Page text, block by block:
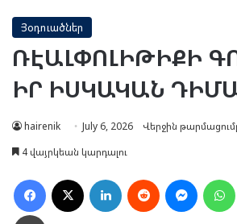
Յօդուածներ
ՌԷԱԼՓՈԼԻԹԻՔԻ
ԻՐ ԻՍԿԱԿԱՆ
hairenik July 6, 2026 Վերջին
4 վայրկեան կարդալու
Facebook LinkedIn Reddit
Տպել